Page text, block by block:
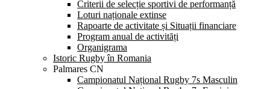
Criterii de selecție sportivi de performanță
Loturi naționale extinse
Rapoarte de activitate și Situații financiare
Program anual de activități
Organigrama
Istoric Rugby în Romania
Palmares CN
Campionatul Național Rugby 7s Masculin